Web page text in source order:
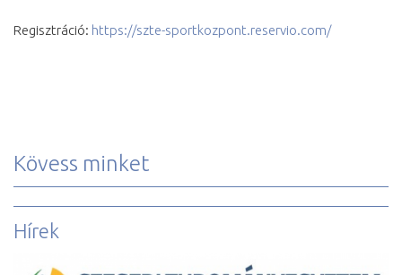
Regisztráció: https://szte-sportkozpont.reservio.com/
Kövess minket
Hírek